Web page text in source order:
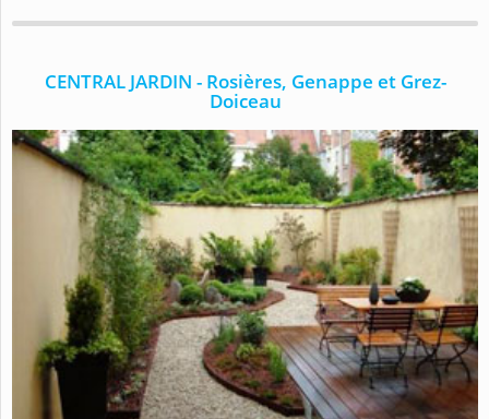
CENTRAL JARDIN - Rosières, Genappe et Grez-
Doiceau